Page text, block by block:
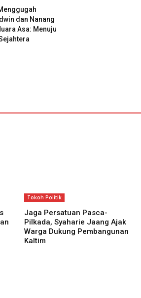
dan Nanang
Asa: Menuju
Tokoh Politik
Jaga Persatuan Pasca-
Pilkada, Syaharie Jaang Ajak
Warga Dukung Pembangunan
Kaltim